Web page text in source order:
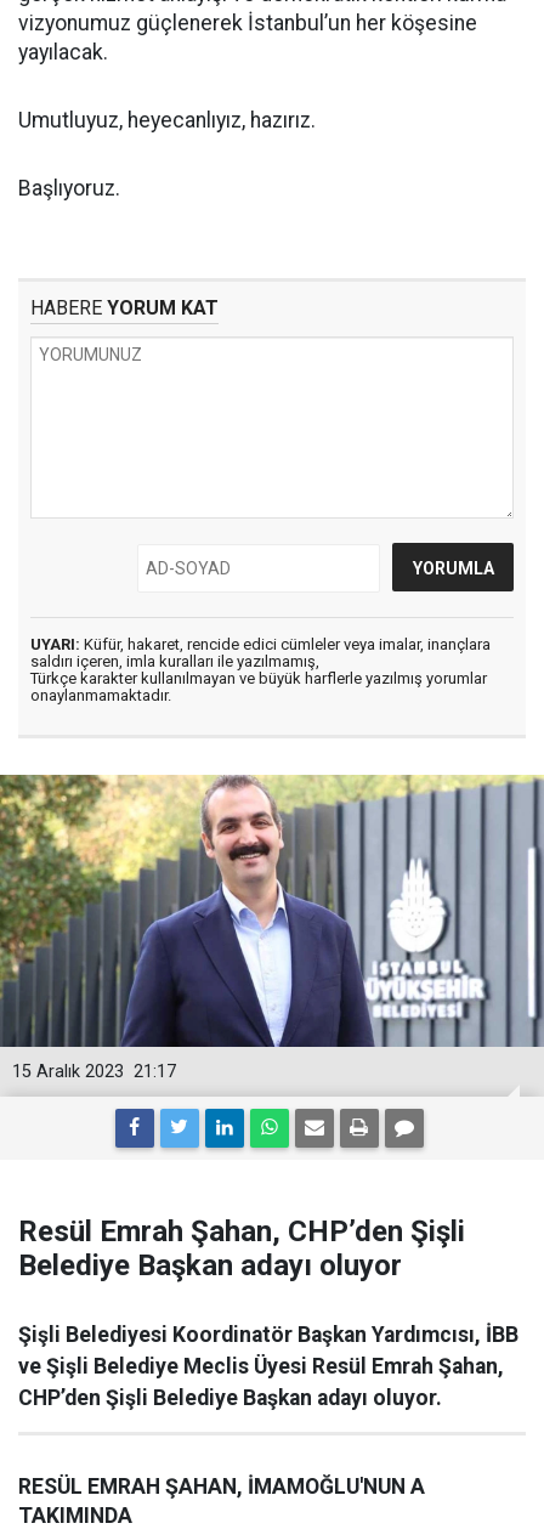
vizyonumuz güçlenerek İstanbul’un her köşesine
yayılacak.
Umutluyuz, heyecanlıyız, hazırız.
Başlıyoruz.
HABERE YORUM KAT
UYARI: Küfür, hakaret, rencide edici cümleler veya imalar, inançlara
saldırı içeren, imla kuralları ile yazılmamış,
Türkçe karakter kullanılmayan ve büyük harflerle yazılmış yorumlar
onaylanmamaktadır.
21:17
15 Aralık 2023
Resül Emrah Şahan, CHP’den Şişli
Belediye Başkan adayı oluyor
Şişli Belediyesi Koordinatör Başkan Yardımcısı, İBB
ve Şişli Belediye Meclis Üyesi Resül Emrah Şahan,
CHP’den Şişli Belediye Başkan adayı oluyor.
RESÜL EMRAH ŞAHAN, İMAMOĞLU'NUN A
TAKIMINDA